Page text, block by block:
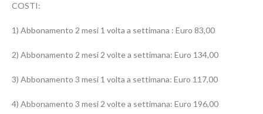
COSTI:
1) Abbonamento 2 mesi 1 volta a settimana : Euro 83,00
2) Abbonamento 2 mesi 2 volte a settimana: Euro 134,00
3) Abbonamento 3 mesi 1 volta a settimana: Euro 117,00
4) Abbonamento 3 mesi 2 volte a settimana: Euro 196,00